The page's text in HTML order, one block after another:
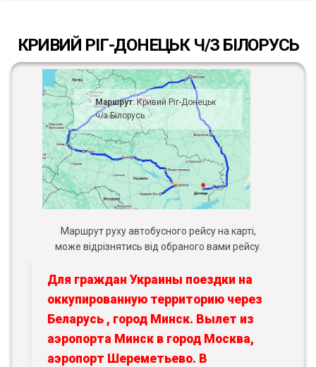
КРИВИЙ РІГ-ДОНЕЦЬК Ч/З БІЛОРУСЬ
Маршрут: Кривий Ріг-Донецьк
ч/з Білорусь
Маршрут руху автобусного рейсу на карті,
може відрізнятись від обраного вами рейсу.
Для граждан Украины поездки на
оккупированную территорию через
Беларусь , город Минск. Вылет из
аэропорта Минск в город Москва,
аэропорт Шереметьево. В